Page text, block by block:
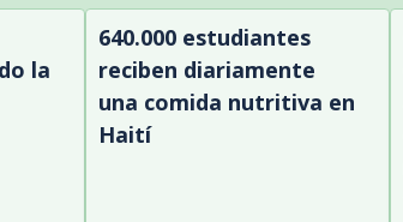
la
640.000 estudiantes
reciben diariamente
una comida nutritiva en
Haití